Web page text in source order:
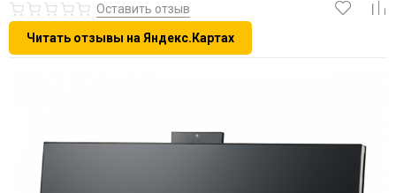
Оставить отзыв
Читать отзывы на Яндекс.Картах